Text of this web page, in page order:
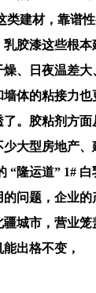
类建材，靠谱
胶漆这些根
、日夜温差
体的粘接力
。胶粘剂方
大型房地产
“隆运道” 1#
问题，企业
城市，营业
出格不变，